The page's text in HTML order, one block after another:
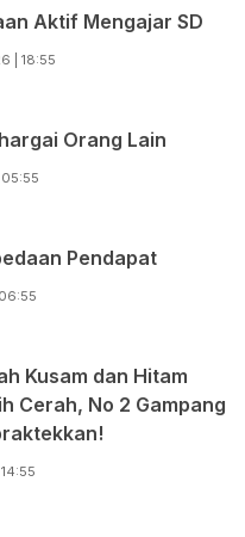
Aktif Mengajar SD
| 18:55
Orang Lain
Pendapat
Kusam dan Hitam
Cerah, No 2 Gampang